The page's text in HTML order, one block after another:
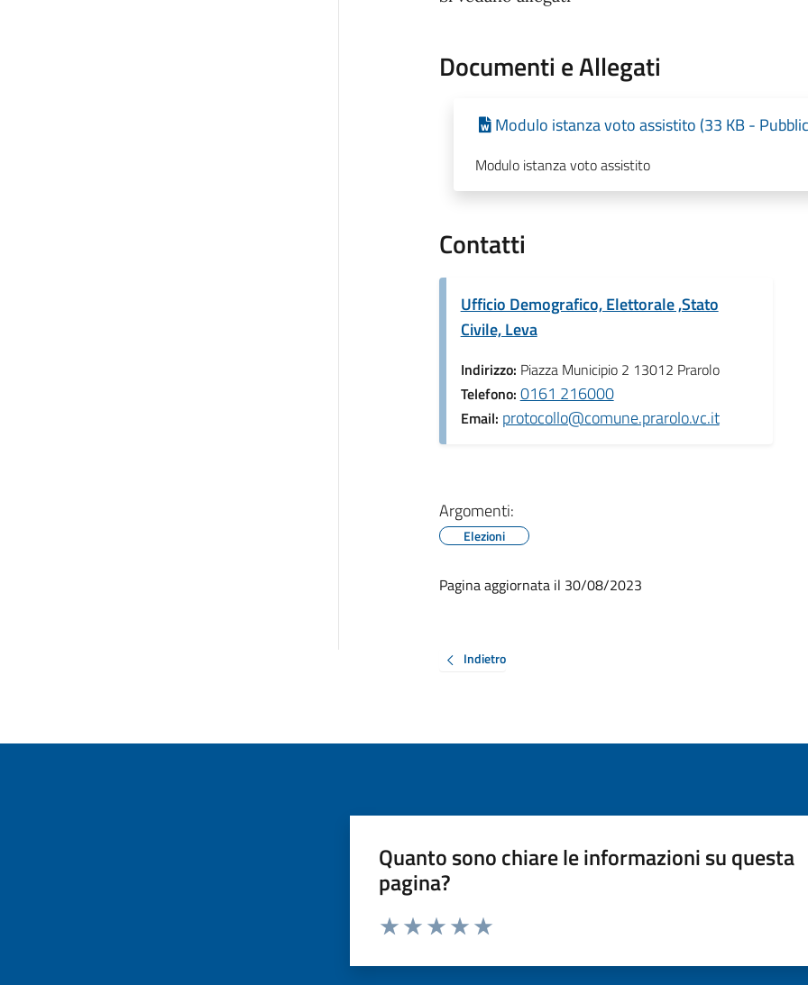
Documenti e Allegati
Modulo istanza voto assistito (33 KB -
Modulo istanza voto assistito
Contatti
Ufficio Demografico, Elettorale ,Stato
Civile, Leva
Indirizzo: Piazza Municipio 2 13012 Prarolo
Telefono:0161 216000
Email: protocollo@comune.prarolo.vc.it
Argomenti:
Elezioni
Pagina aggiornata il 30/08/2023
Indietro
Quanto sono chiare le informazioni su questa
pagina?
Valuta da 1 a 5 stelle la pagina